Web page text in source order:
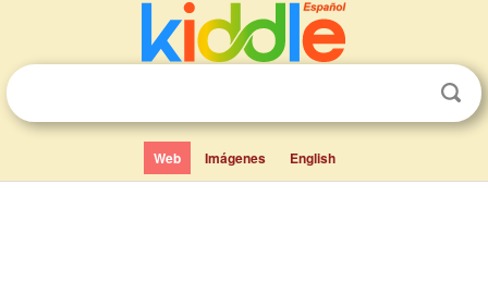
Web Imágenes English